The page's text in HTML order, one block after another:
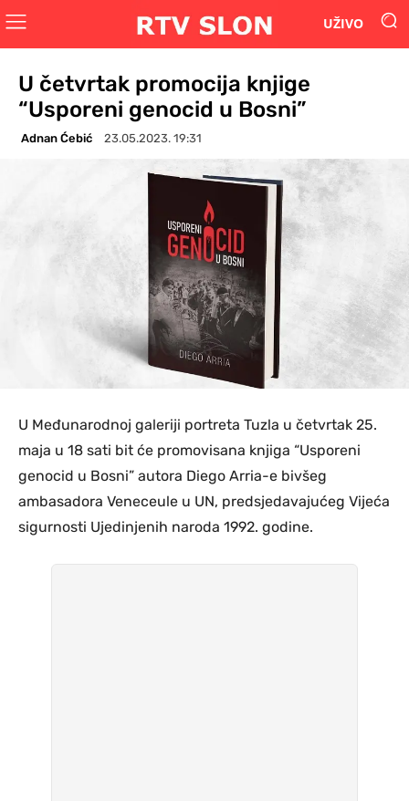
UŽIVO
U četvrtak promocija knjige
“Usporeni genocid u Bosni”
Adnan Ćebić 23.05.2023. 19:31
U Međunarodnoj galeriji portreta Tuzla u četvrtak 25.
maja u 18 sati bit će promovisana knjiga “Usporeni
genocid u Bosni” autora Diego Arria-e bivšeg
ambasadora Veneceule u UN, predsjedavajućeg Vijeća
sigurnosti Ujedinjenih naroda 1992. godine.